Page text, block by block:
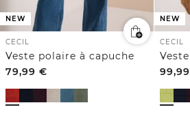
NEW
CECIL
Veste polaire à capuche
79,99 €
NEW
CECIL
99,99